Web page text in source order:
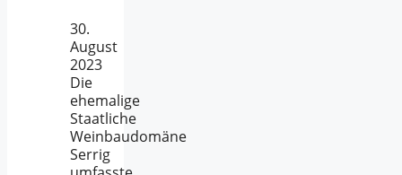
30.
August
2023
Die
ehemalige
Staatliche
Weinbaudomäne
Serrig